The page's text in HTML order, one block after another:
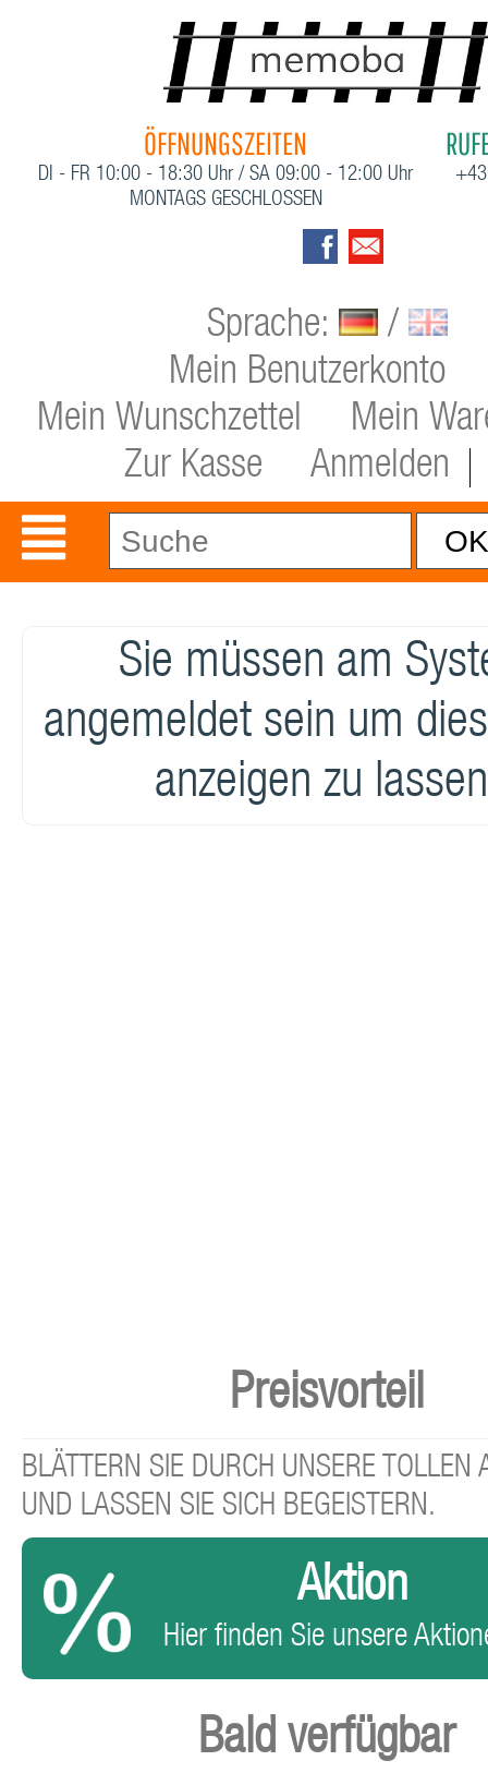
ÖFFNUNGSZEITEN
DI - FR 10:00 - 18:30 Uhr / SA 09:00 - 12:00 Uhr
MONTAGS GESCHLOSSEN
Sprache:
/
Mein Benutzerkonto
Mein Wunschzettel
Mein
Zur Kasse
Anmelden
Sie müssen am
angemeldet sein um
anzeigen zu
Preisvorteil
BLÄTTERN SIE DURCH UNSERE TOLLEN
UND LASSEN SIE SICH BEGEISTERN.
Aktion
Hier finden Sie unsere
Bald verfügbar